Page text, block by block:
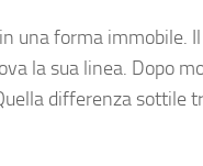
una forma immobile.
la sua linea. Dopo
differenza sottile